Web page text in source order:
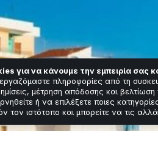
για να κάνουμε την εμπειρία σας
πληροφορίες από τη
μέτρηση απόδοσης και
ή να επιλέξετε ποιες
τον ιστότοπο και μπορείτε να τις